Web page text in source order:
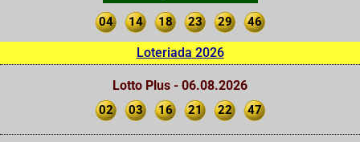
04 14 18 23 29 46
Loteriada 2026
Lotto Plus - 06.08.2026
02 03 16 21 22 47